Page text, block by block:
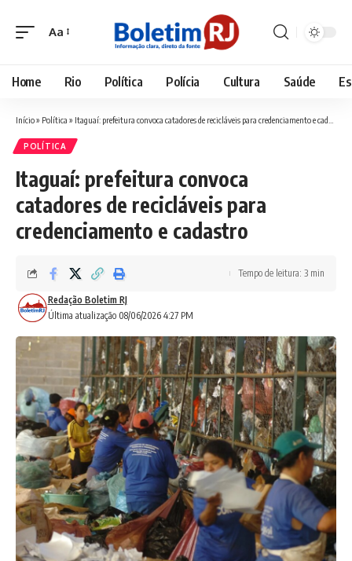
Font
Aa
Home Rio Política Polícia Cultura Saúde
Início» Política » Itaguaí: prefeitura convoca catadores de recicláveis para credenciamento e cadastro
POLÍTICA
Itaguaí: prefeitura convoca
catadores de recicláveis para
credenciamento e cadastro
Última atualização 08/06/2026 4:27 PM
Redação Boletim RJ
Tempo de leitura: 3 min